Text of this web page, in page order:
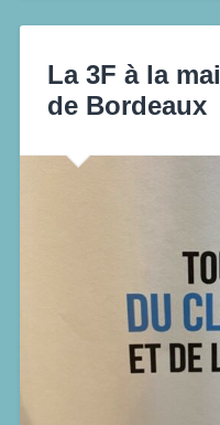
La 3F à la
de Bordeaux